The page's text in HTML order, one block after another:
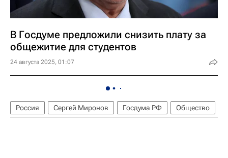
В Госдуме предложили снизить плату за
общежитие для студентов
24 августа 2025, 01:07
Россия Сергей Миронов Госдума РФ Общество